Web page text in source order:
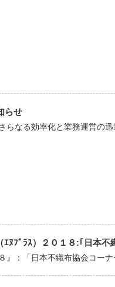
らせ
らなる効率化と業務運営の
ｴﾇﾌﾟﾗｽ）２０１８:｢日本
８』：「日本不織布協会コー